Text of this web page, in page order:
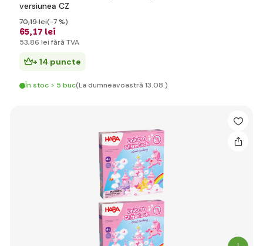
versiunea CZ
65,17 lei
70,19 lei(-7 %)
53,86 lei fără TVA
+ 14 puncte
În stoc > 5 buc(La dumneavoastră 13.08.)